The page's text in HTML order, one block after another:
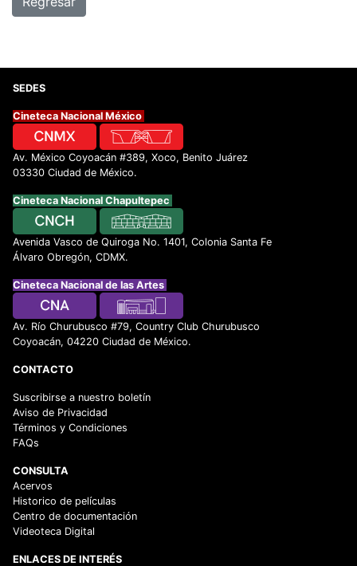
SEDES
Cineteca Nacional México
Av. México Coyoacán #389, Xoco, Benito Juárez
03330 Ciudad de México.
Cineteca Nacional Chapultepec
Avenida Vasco de Quiroga No. 1401, Colonia Santa Fe
Álvaro Obregón, CDMX.
Cineteca Nacional de las Artes
Av. Río Churubusco #79, Country Club Churubusco
Coyoacán, 04220 Ciudad de México.
CONTACTO
Suscribirse a nuestro boletín
Aviso de Privacidad
Términos y Condiciones
FAQs
CONSULTA
Acervos
Historico de películas
Centro de documentación
Videoteca Digital
ENLACES DE INTERÉS